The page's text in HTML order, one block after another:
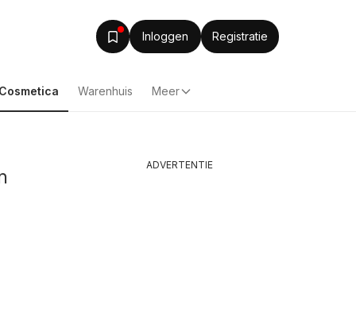
Inloggen Registratie
Warenhuis Meer
ADVERTENTIE